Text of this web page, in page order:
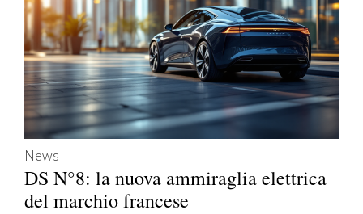
News
DS N°8: la nuova ammiraglia elettrica
del marchio francese